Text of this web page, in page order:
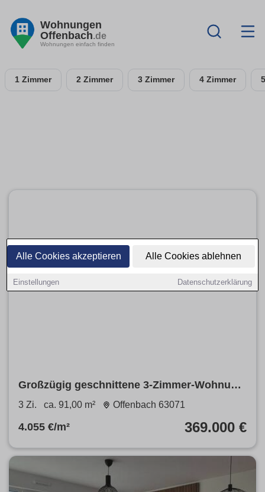
Alle Cookies akzeptieren Alle Cookies ablehnen
Einstellungen Datenschutzerklärung
Wohnungen
Offenbach.de
Wohnungen einfach finden
1 Zimmer 2 Zimmer 3 Zimmer 4 Zimmer
Großzügig geschnittene 3-Zimmer-Wohnung
in guter und ruhiger Wohnlage von
3 Zi. ca. 91,00 m² Offenbach 63071
4.055 €/m² 369.000 €